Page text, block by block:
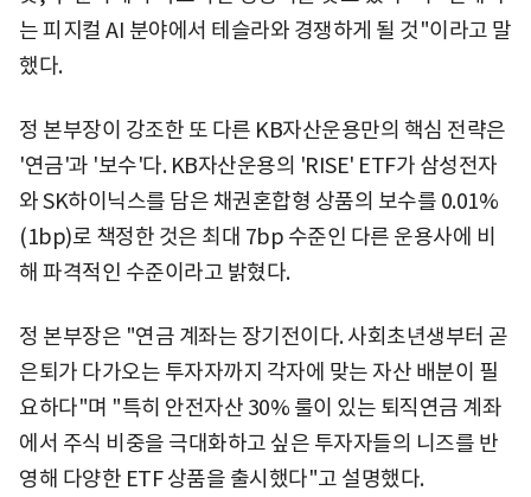
는 피지컬 AI 분야에서 테슬라와 경쟁하게 될 것"이라고 말
했다.
정 본부장이 강조한 또 다른 KB자산운용만의 핵심 전략은
'연금'과 '보수'다. KB자산운용의 'RISE' ETF가 삼성전자
와 SK하이닉스를 담은 채권혼합형 상품의 보수를 0.01%
(1bp)로 책정한 것은 최대 7bp 수준인 다른 운용사에 비
해 파격적인 수준이라고 밝혔다.
정 본부장은 "연금 계좌는 장기전이다. 사회초년생부터 곧
은퇴가 다가오는 투자자까지 각자에 맞는 자산 배분이 필
요하다"며 "특히 안전자산 30% 룰이 있는 퇴직연금 계좌
에서 주식 비중을 극대화하고 싶은 투자자들의 니즈를 반
영해 다양한 ETF 상품을 출시했다"고 설명했다.